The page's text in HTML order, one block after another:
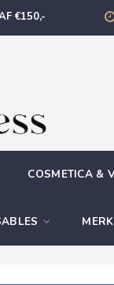
€150,-
COSMETICA &